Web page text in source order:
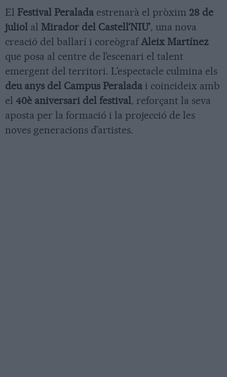
El Festival Peralada estrenarà el pròxim 28 de
juliol al Mirador del Castell‘NIU’, una nova
creació del ballarí i coreògrafAleix Martínez
que posa al centre de l’escenari el talent
emergent del territori. L’espectacle culmina els
deu anys del Campus Peralada i coincideix amb
el 40è aniversari del festival, reforçant la seva
aposta per la formació i la projecció de les
noves generacions d’artistes.